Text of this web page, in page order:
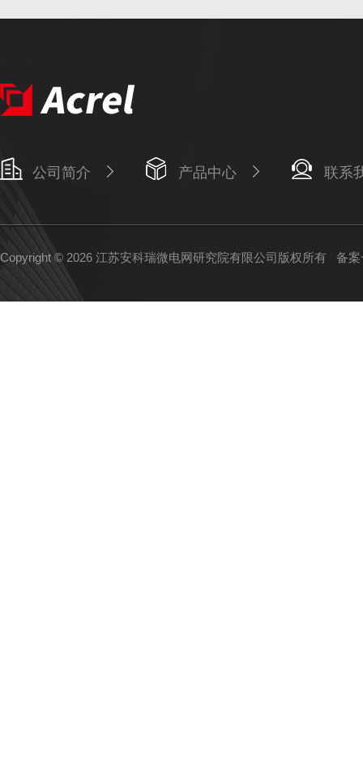
公司简介 产品中心 联系
Copyright © 2026 江苏安科瑞微电网研究院有限公司版权所有 备案